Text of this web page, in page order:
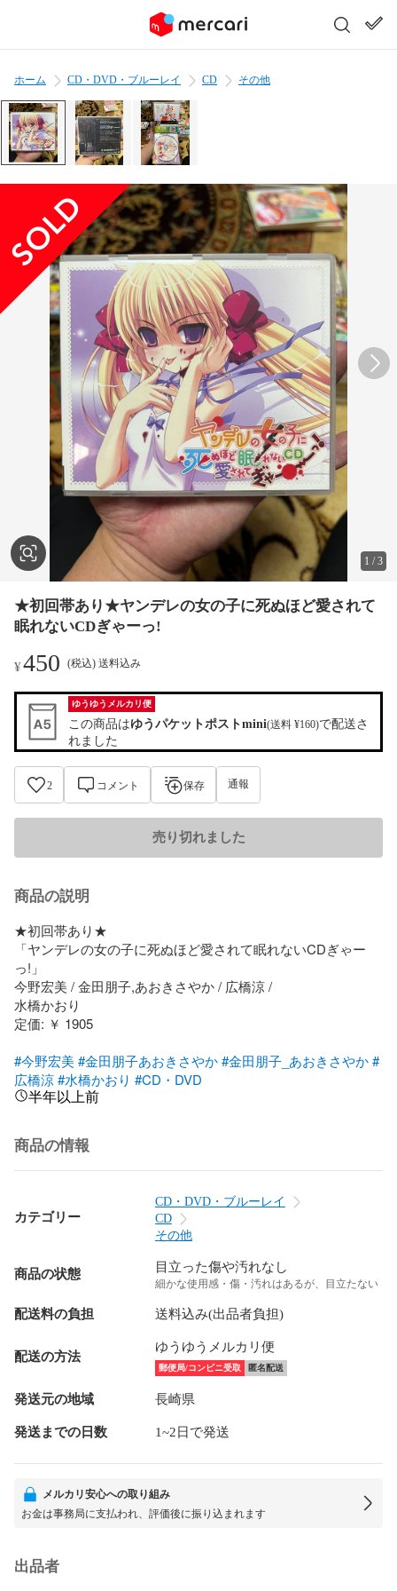
ホーム CD・DVD・ブルーレイ CD その他
1 /3
★初回帯あり★ヤンデレの女の子に死ぬほど愛されて
眠れないCDぎゃーっ!
¥450 (税込) 送料込み
ゆうゆうメルカリ便
この商品はゆうパケットポストmini(送料 ¥160)で配送さ
れました
2 コメント 保存 通報
売り切れました
商品の説明
★初回帯あり★
「ヤンデレの女の子に死ぬほど愛されて眠れないCDぎゃー
っ!」
今野宏美 / 金田朋子,あおきさやか / 広橋涼 /
水橋かおり
定価: ￥ 1905
#今野宏美#金田朋子あおきさやか#金田朋子_あおきさやか#
広橋涼#水橋かおり #CD・DVD
半年以上前
商品の情報
カテゴリー
CD・DVD・ブルーレイ
CD
その他
商品の状態 目立った傷や汚れなし
細かな使用感・傷・汚れはあるが、目立たない
配送料の負担 送料込み(出品者負担)
配送の方法
ゆうゆうメルカリ便
郵便局/コンビニ受取 匿名配送
発送元の地域 長崎県
発送までの日数 1~2日で発送
メルカリ安心への取り組み
お金は事務局に支払われ、評価後に振り込まれます
出品者